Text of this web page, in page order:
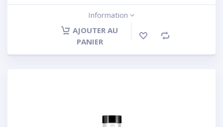
Information
AJOUTER AU
PANIER